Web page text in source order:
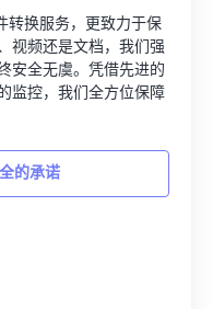
转换服务，更致力于保
视频还是文档，我们强
安全无虞。凭借先进的
监控，我们全方位保障
的承诺